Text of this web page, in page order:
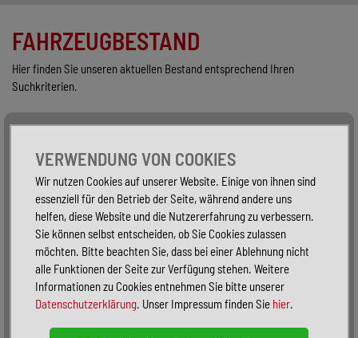
FAHRZEUGBESTAND
Hier finden Sie unseren aktuellen Bestand entsprechend Ihren
Suchkriterien.
Alle Fahrzeuge
VERWENDUNG VON COOKIES
Wir nutzen Cookies auf unserer Website. Einige von ihnen sind
essenziell für den Betrieb der Seite, während andere uns
helfen, diese Website und die Nutzererfahrung zu verbessern.
Sie können selbst entscheiden, ob Sie Cookies zulassen
möchten. Bitte beachten Sie, dass bei einer Ablehnung nicht
alle Funktionen der Seite zur Verfügung stehen. Weitere
Informationen zu Cookies entnehmen Sie bitte unserer
Datenschutzerklärung. Unser Impressum finden Sie hier.